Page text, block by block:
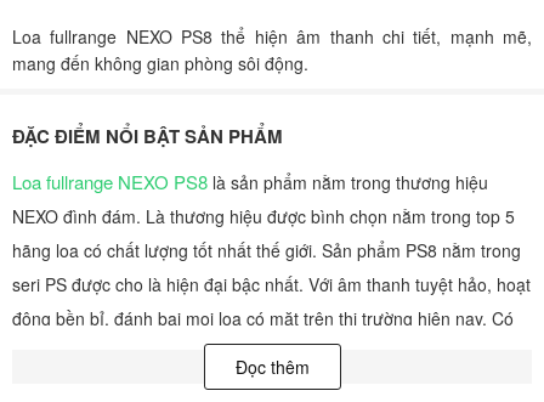
Loa fullrange NEXO PS8 thể hiện âm thanh chi tiết, mạnh mẽ,
mang đến không gian phòng sôi động.
ĐẶC ĐIỂM NỔI BẬT SẢN PHẨM
Loa fullrange NEXO PS8 là sản phẩm nằm trong thương hiệu
NEXO đình đám. Là thương hiệu được bình chọn nằm trong top 5
hãng loa có chất lượng tốt nhất thế giới. Sản phẩm PS8 nằm trong
seri PS được cho là hiện đại bậc nhất. Với âm thanh tuyệt hảo, hoạt
động bền bỉ, đánh bại mọi loa có mặt trên thị trường hiện nay. Có
thể sử dụng tốt trong các hội trường, sân khấu, karaoke chuyên
nghiệp, ngoài ra còn được sử dụng để kiểm tra moniter.
Đọc thêm